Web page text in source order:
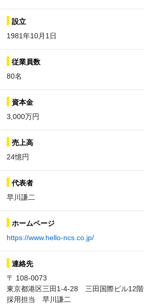
設立
1981年10月1日
従業員数
80名
資本金
3,000万円
売上高
24憶円
代表者
早川謙二
ホームページ
https://www.hello-ncs.co.jp/
連絡先
〒 108-0073
東京都港区三田1-4-28 三田国際ビル12階
採用担当 早川謙二